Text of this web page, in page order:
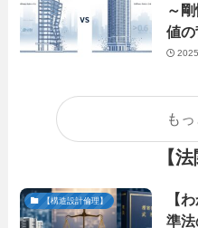
～
値
も
【
【構造設計倫理】
【
準